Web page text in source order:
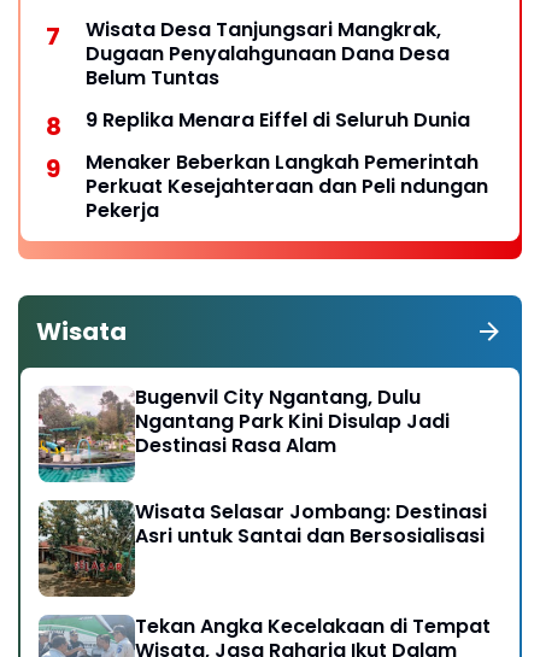
Wisata Desa Tanjungsari Mangkrak,
Dugaan Penyalahgunaan Dana Desa
Belum Tuntas
9 Replika Menara Eiffel di Seluruh Dunia
Menaker Beberkan Langkah Pemerintah
Perkuat Kesejahteraan dan Peli ndungan
Pekerja
Wisata
Bugenvil City Ngantang, Dulu
Ngantang Park Kini Disulap Jadi
Destinasi Rasa Alam
Wisata Selasar Jombang: Destinasi
Asri untuk Santai dan Bersosialisasi
Tekan Angka Kecelakaan di Tempat
Wisata, Jasa Raharja Ikut Dalam